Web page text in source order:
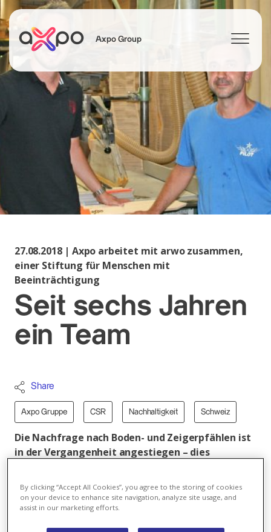
Axpo Group
27.08.2018 | Axpo arbeitet mit arwo zusammen,
einer Stiftung für Menschen mit
Beeinträchtigung
Seit sechs Jahren
ein Team
Share
Axpo Gruppe CSR Nachhaltigkeit Schweiz
Die Nachfrage nach Boden- und Zeigerpfählen ist
in der Vergangenheit angestiegen – dies
wenn es um die Vermessung des zukünftigen
Standortes einer Leitung geht. Seit 2012 hat Axpo
eine Partnerschaft mit arwo, welche in ihrer
By clicking “Accept All Cookies”, you agree to the storing of cookies
on your device to enhance site navigation, analyze site usage, and
assist in our marketing efforts.